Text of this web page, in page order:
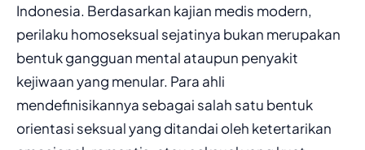
Indonesia. Berdasarkan kajian medis modern,
perilaku homoseksual sejatinya bukan merupakan
bentuk gangguan mental ataupun penyakit
kejiwaan yang menular. Para ahli
mendefinisikannya sebagai salah satu bentuk
orientasi seksual yang ditandai oleh ketertarikan